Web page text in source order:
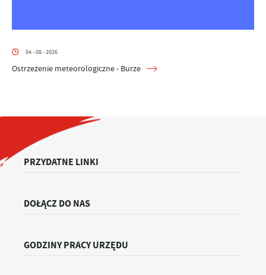
04 - 08 - 2026
Ostrzeżenie meteorologiczne - Burze
PRZYDATNE LINKI
DOŁĄCZ DO NAS
GODZINY PRACY URZĘDU